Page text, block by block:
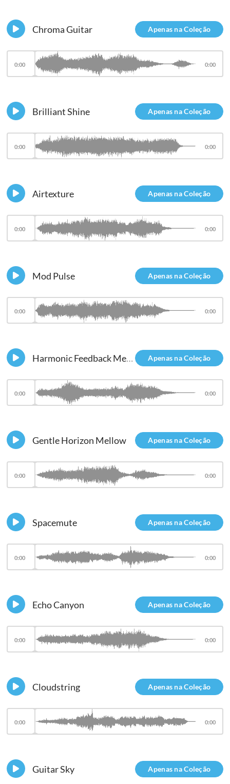
Apenas na Coleção
Chroma Guitar
0:00 0:00
Apenas na Coleção
Brilliant Shine
0:00 0:00
Apenas na Coleção
Airtexture
0:00 0:00
Apenas na Coleção
Mod Pulse
0:00 0:00
Apenas na Coleção
Harmonic Feedback Mellow
0:00 0:00
Apenas na Coleção
Gentle Horizon Mellow
0:00 0:00
Apenas na Coleção
Spacemute
0:00 0:00
Apenas na Coleção
Echo Canyon
0:00 0:00
Apenas na Coleção
Cloudstring
0:00 0:00
Apenas na Coleção
Guitar Sky